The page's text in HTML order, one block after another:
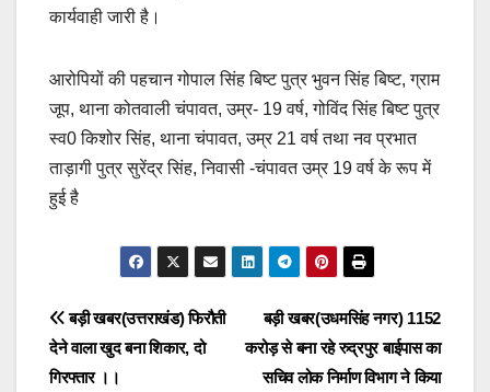
कार्यवाही जारी है।
आरोपियों की पहचान गोपाल सिंह बिष्ट पुत्र भुवन सिंह बिष्ट, ग्राम
जूप, थाना कोतवाली चंपावत, उम्र- 19 वर्ष, गोविंद सिंह बिष्ट पुत्र
स्व0 किशोर सिंह, थाना चंपावत, उम्र 21 वर्ष तथा नव प्रभात
ताड़ागी पुत्र सुरेंद्र सिंह, निवासी -चंपावत उम्र 19 वर्ष के रूप में
हुई है
Post
navigation
बड़ी खबर(उधमसिंह नगर) 1152
करोड़ से बना रहे रुद्रपुर बाईपास का
सचिव लोक निर्माण विभाग ने किया
बड़ी खबर(उत्तराखंड) फिरौती
देने वाला खुद बना शिकार, दो
गिरफ्तार ।।